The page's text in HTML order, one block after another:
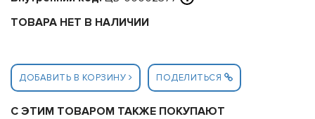
ТОВАРА НЕТ В НАЛИЧИИ
ДОБАВИТЬ В КОРЗИНУ ПОДЕЛИТЬСЯ
С ЭТИМ ТОВАРОМ ТАКЖЕ ПОКУПАЮТ